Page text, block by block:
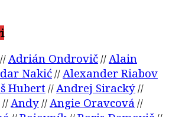
//Adrián Ondrovič//Alain
Nakić//Alexander Riabov
Hubert//Andrej Siracký//
//Andy//Angie Oravcová //